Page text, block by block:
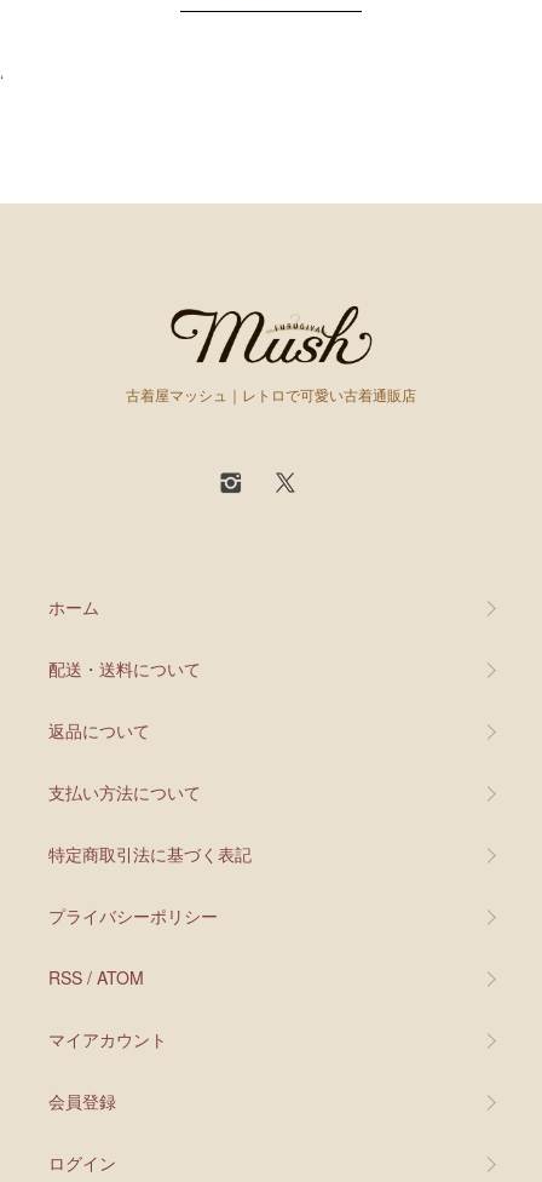
‘
古着屋マッシュ｜レトロで可愛い古着通販店
ホーム
配送・送料について
返品について
支払い方法について
特定商取引法に基づく表記
プライバシーポリシー
RSS / ATOM
マイアカウント
会員登録
ログイン